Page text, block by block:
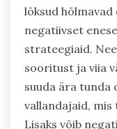
lõksud hõlmavad
negatiivset
strateegiaid.
sooritust ja viia
suuda ära tunda
vallandajaid,
Lisaks võib